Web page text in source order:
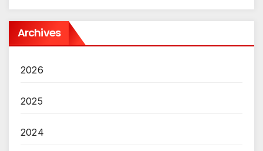
Archives
2026
2025
2024